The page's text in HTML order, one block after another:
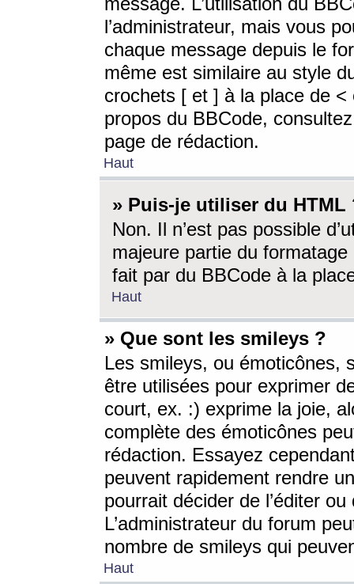
l’administrateur, mais vous
chaque message depuis le
même est similaire au style
crochets [ et ] à la place de <
propos du BBCode,
page de rédaction.
Haut
» Puis-je utiliser du HTML
Non. Il n’est pas possible
majeure partie du
fait par du BBCode à la
Haut
» Que sont les smileys ?
Les smileys, ou émoticônes,
être utilisées pour exprimer
court, ex. :) exprime la joie,
complète des émoticônes
rédaction. Essayez
peuvent rapidement rendre
pourrait décider de l’éditer
L’administrateur du forum
nombre de smileys qui
Haut